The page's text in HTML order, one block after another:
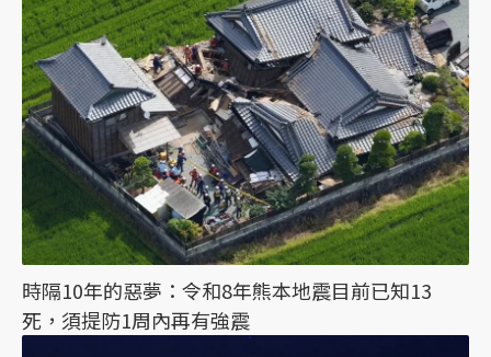
時隔10年的惡夢：令和8年熊本地震目前已知13
死，須提防1周內再有強震